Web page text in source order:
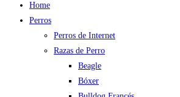
Home
Perros
Perros de Internet
Razas de Perro
Beagle
Bóxer